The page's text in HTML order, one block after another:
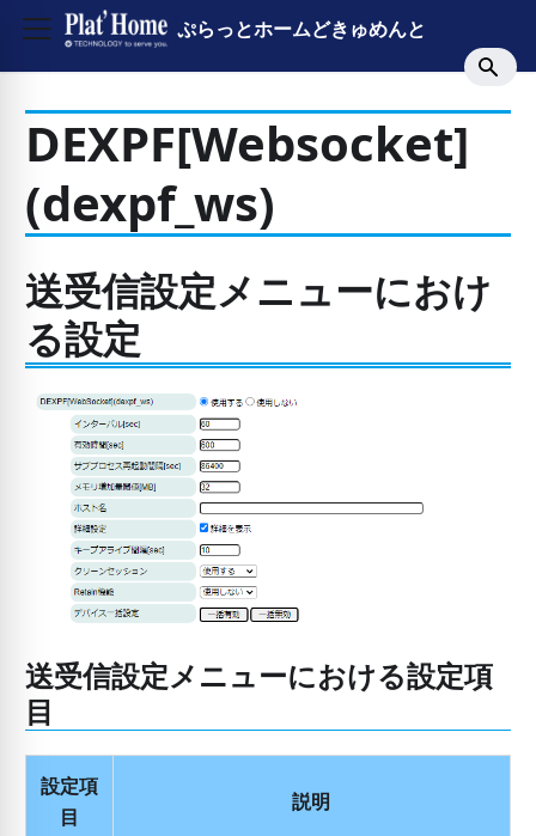
ぷらっとホームどきゅめんと
DEXPF[Websocket]
(dexpf_ws)
送受信設定メニューにおけ
る設定
送受信設定メニューにおける設定項
目
設定項
目
説明